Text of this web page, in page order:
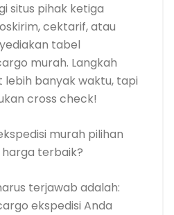
situs pihak ketiga
cektarif, atau
tabel
murah. Langkah
banyak waktu, tapi
cross check!
murah pilihan
terbaik?
terjawab adalah:
ekspedisi Anda